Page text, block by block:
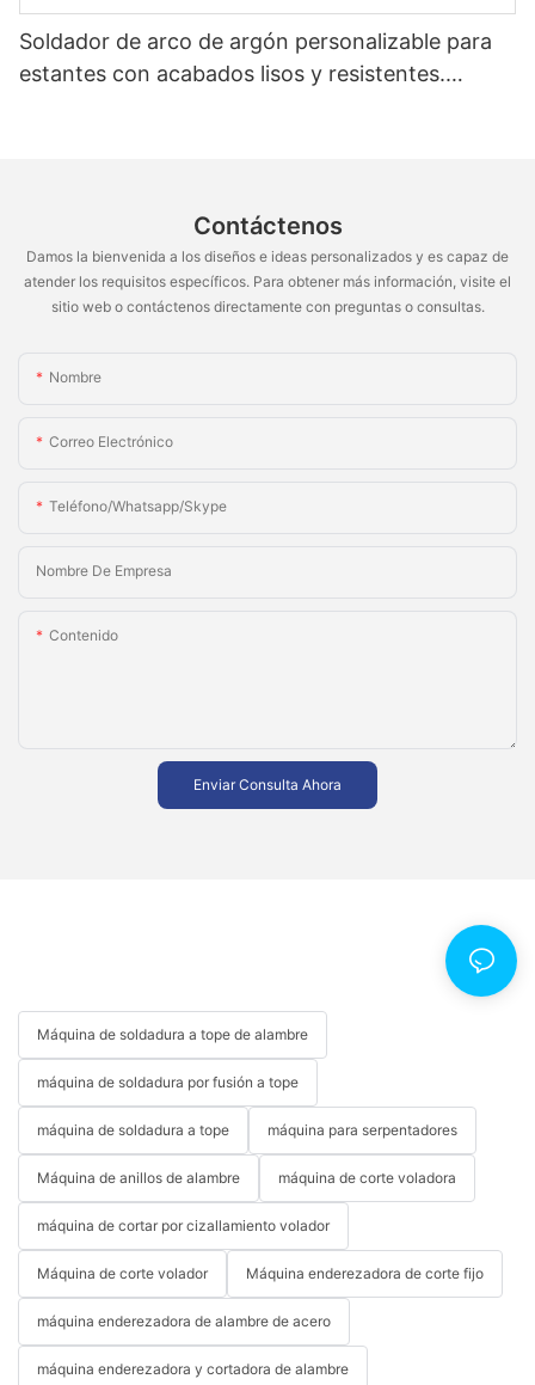
Soldador de arco de argón personalizable para
estantes con acabados lisos y resistentes.
Contáctenos
Damos la bienvenida a los diseños e ideas personalizados y es capaz de
atender los requisitos específicos. Para obtener más información, visite el
sitio web o contáctenos directamente con preguntas o consultas.
Nombre
Correo Electrónico
Teléfono/whatsapp/skype
Nombre De Empresa
Contenido
Enviar Consulta Ahora
Máquina de soldadura a tope de alambre
máquina de soldadura por fusión a tope
máquina de soldadura a tope máquina para serpentadores
Máquina de anillos de alambre máquina de corte voladora
máquina de cortar por cizallamiento volador
Máquina de corte volador Máquina enderezadora de corte fijo
máquina enderezadora de alambre de acero
máquina enderezadora y cortadora de alambre